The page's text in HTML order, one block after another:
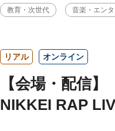
教育・次世代 音楽・エンタ
リアル オンライン
【会場・配信】
NIKKEI RAP